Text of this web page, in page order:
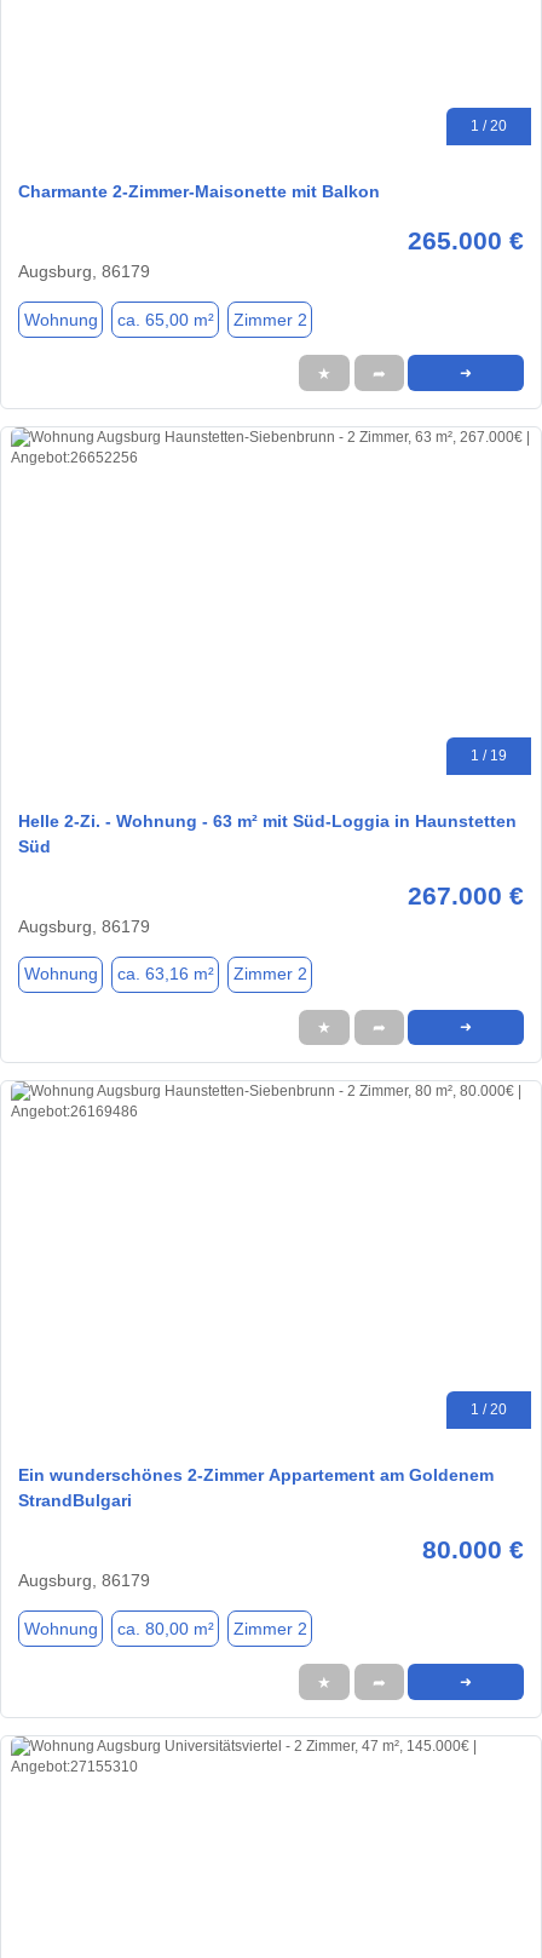
1 / 20
Charmante 2-Zimmer-Maisonette mit Balkon
265.000 €
Augsburg, 86179
Wohnung ca. 65,00 m² Zimmer 2
★ ➦ ➜
1 / 19
Helle 2-Zi. - Wohnung - 63 m² mit Süd-Loggia in Haunstetten
Süd
267.000 €
Augsburg, 86179
Wohnung ca. 63,16 m² Zimmer 2
★ ➦ ➜
1 / 20
Ein wunderschönes 2-Zimmer Appartement am Goldenem
StrandBulgari
80.000 €
Augsburg, 86179
Wohnung ca. 80,00 m² Zimmer 2
★ ➦ ➜